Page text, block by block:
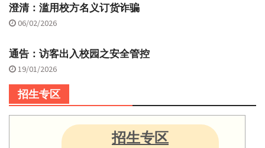
澄清：滥用校方名义订货诈骗
06/02/2026
通告：访客出入校园之安全管控
19/01/2026
招生专区
招生专区